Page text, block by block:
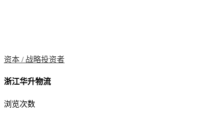
资本 / 战略投资者
浙江华升物流
浏览次数